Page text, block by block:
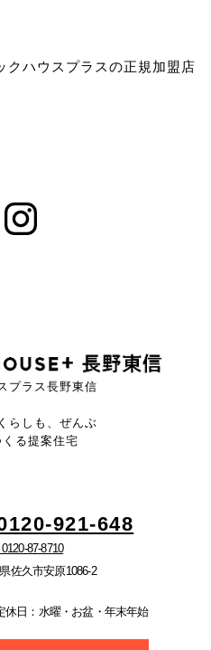
クハウスプラスの正規加盟店
プラス長野東信
らしも、ぜんぶ
る提案住宅
921-648
87-8710
佐久市安原1086-2
休日：水曜・お盆・年末年始